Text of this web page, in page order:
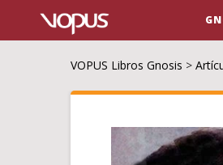
VOPUS Libros Gnosis >